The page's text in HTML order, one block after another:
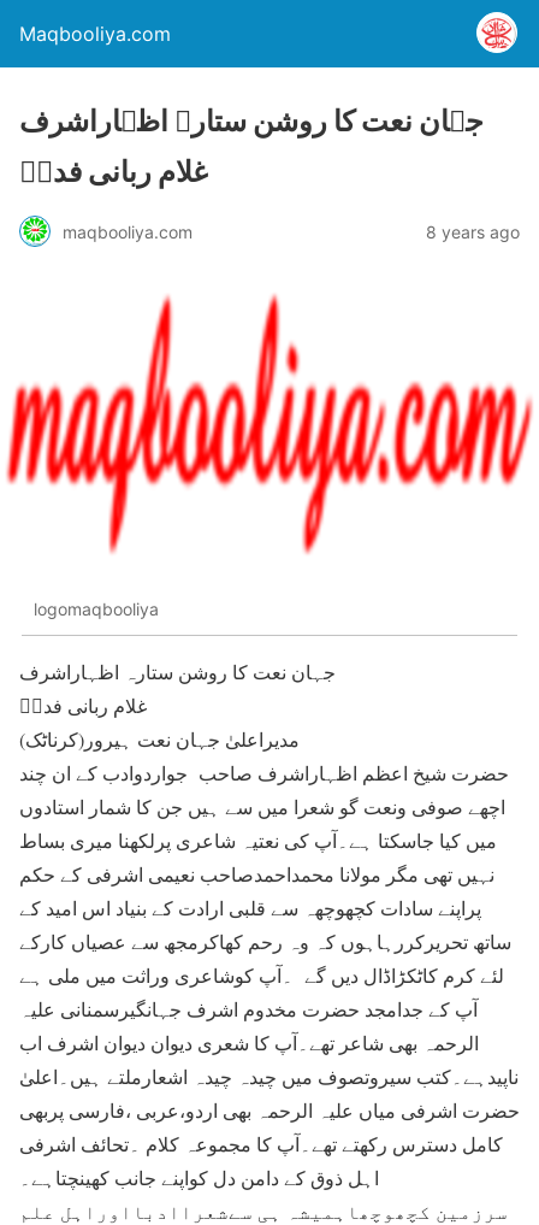
Maqbooliya.com
جہان نعت کا روشن ستارہ اظہاراشرف
غلام ربانی فداؔ
maqbooliya.com 8 years ago
logomaqbooliya
جہان نعت کا روشن ستارہ اظہاراشرف
غلام ربانی فداؔ
مدیراعلیٰ جہان نعت ہیرور(کرناٹک)
حضرت شیخ اعظم اظہاراشرف صاحب جواردوادب کے ان چند
اچھے صوفی ونعت گو شعرا میں سے ہیں جن کا شمار استادوں
میں کیا جاسکتا ہے۔آپ کی نعتیہ شاعری پرلکھنا میری بساط
نہیں تھی مگر مولانا محمداحمدصاحب نعیمی اشرفی کے حکم
پراپنے سادات کچھوچھہ سے قلبی ارادت کے بنیاد اس امید کے
ساتھ تحریرکررہاہوں کہ وہ رحم کھاکرمجھ سے عصیاں کارکے
لئے کرم کاٹکڑاڈال دیں گے ۔آپ کوشاعری وراثت میں ملی ہے
آپ کے جدامجد حضرت مخدوم اشرف جہانگیرسمنانی علیہ
الرحمہ بھی شاعر تھے۔آپ کا شعری دیوان دیوان اشرف اب
ناپیدہے۔کتب سیروتصوف میں چیدہ چیدہ اشعارملتے ہیں۔اعلیٰ
حضرت اشرفی میاں علیہ الرحمہ بھی اردو،عربی ،فارسی پربھی
کامل دسترس رکھتے تھے۔آپ کا مجموعہ کلام ۔تحائف اشرفی
اہل ذوق کے دامن دل کواپنے جانب کھینچتاہے۔
سرزمین کچھوچھاہمیشہ ہی سےشعراادبااوراہل علم